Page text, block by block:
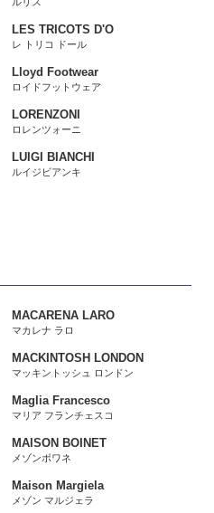
LES TRICOTS D'O
レ トリコ ドール
Lloyd Footwear
ロイドフットウェア
LORENZONI
ロレンツォーニ
LUIGI BIANCHI
ルイジビアンキ
MACARENA LARO
マカレナ ラロ
MACKINTOSH LONDON
マッキントッシュ ロンドン
Maglia Francesco
マリア フランチェスコ
MAISON BOINET
メゾンボワネ
Maison Margiela
メゾン マルジェラ